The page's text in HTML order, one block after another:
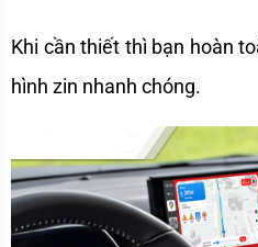
Khi cần thiết thì bạn hoàn
hình zin nhanh chóng.